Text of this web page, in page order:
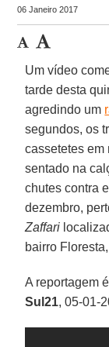
06 Janeiro 2017
Um vídeo
tarde desta
agredindo um
segundos, os
cassetetes em
sentado na
chutes contra
dezembro,
Zaffari
bairro
A reportagem
Sul21, 05-01-